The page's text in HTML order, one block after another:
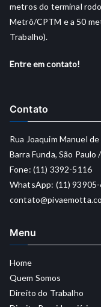
metros do terminal
Metrô/CPTM e a 50
Trabalho).
Entre em contato!
Contato
Rua Joaquim Manuel
Barra Funda, São Paulo
Fone: (11) 3392-5116
WhatsApp: (11)
Menu
Home
Quem Somos
Direito do Trabalho